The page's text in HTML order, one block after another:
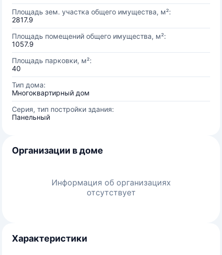
Площадь зем. участка общего имущества, м²:
2817.9
Площадь помещений общего имущества, м²:
1057.9
Площадь парковки, м²:
40
Тип дома:
Многоквартирный дом
Серия, тип постройки здания:
Панельный
Организации в доме
Информация об организациях
отсутствует
Характеристики